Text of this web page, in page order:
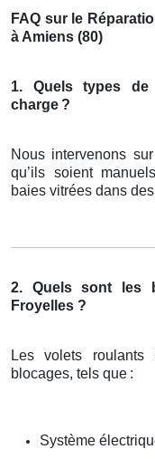
FAQ sur le
à Amiens (80)
1. Quels types de
charge ?
Nous intervenons
qu’ils soient
baies vitrées dans
2. Quels sont les
Froyelles ?
Les volets roulants
blocages, tels que :
Système